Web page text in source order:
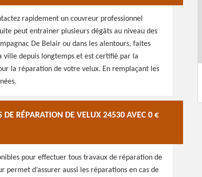
rapidement un couvreur professionnel
peut entrainer plusieurs dégâts au niveau des
De Belair ou dans les alentours, faites
ville depuis longtemps et est certifié par la
la réparation de votre velux. En remplaçant les
DE RÉPARATION DE VELUX 24530 AVEC 0 €
pour effectuer tous travaux de réparation de
d’assurer aussi les réparations en cas de